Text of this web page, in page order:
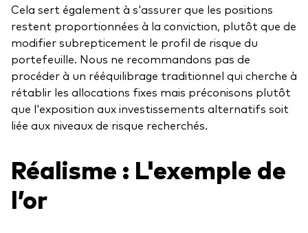
Cela sert également à s'assurer que les positions
restent proportionnées à la conviction, plutôt que de
modifier subrepticement le profil de risque du
portefeuille. Nous ne recommandons pas de
procéder à un rééquilibrage traditionnel qui cherche à
rétablir les allocations fixes mais préconisons plutôt
que l'exposition aux investissements alternatifs soit
liée aux niveaux de risque recherchés.
Réalisme : L'exemple de
l’or